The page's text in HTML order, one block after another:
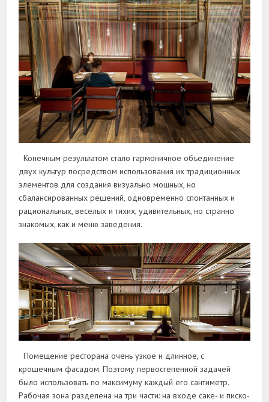
Конечным результатом стало гармоничное объединение
двух культур посредством использования их традиционных
элементов для создания визуально мощных, но
сбалансированных решений, одновременно спонтанных и
рациональных, веселых и тихих, удивительных, но странно
знакомых, как и меню заведения.
Помещение ресторана очень узкое и длинное, с
крошечным фасадом. Поэтому первостепенной задачей
было использовать по максимуму каждый его сантиметр.
Рабочая зона разделена на три части: на входе саке- и писко-